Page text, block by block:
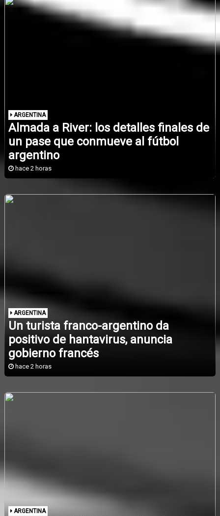
ARGENTINA
Almada a River: los detalles finales de
un pase que conmueve al fútbol
argentino
hace 2 horas
ARGENTINA
Un turista franco-argentino da
positivo de hantavirus, anuncia
gobierno francés
hace 2 horas
ARGENTINA